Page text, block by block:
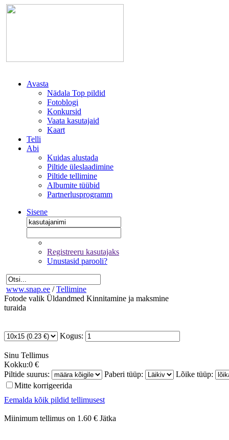
Avasta
Nädala Top pildid
Fotoblogi
Konkursid
Vaata kasutajaid
Kaart
Telli
Abi
Kuidas alustada
Piltide üleslaadimine
Piltide tellimine
Albumite tüübid
Partnerlusprogramm
Sisene
Registreeru kasutajaks
Unustasid parooli?
www.snap.ee / Tellimine
Fotode valik Üldandmed Kinnitamine ja maksmine
turaida
Kogus:
Sinu Tellimus
Kokku:0 €
Piltide suurus:
Paberi tüüp:
Lõike tüüp:
Mitte korrigeerida
Eemalda kõik pildid tellimusest
Miinimum tellimus on 1.60 € Jätka